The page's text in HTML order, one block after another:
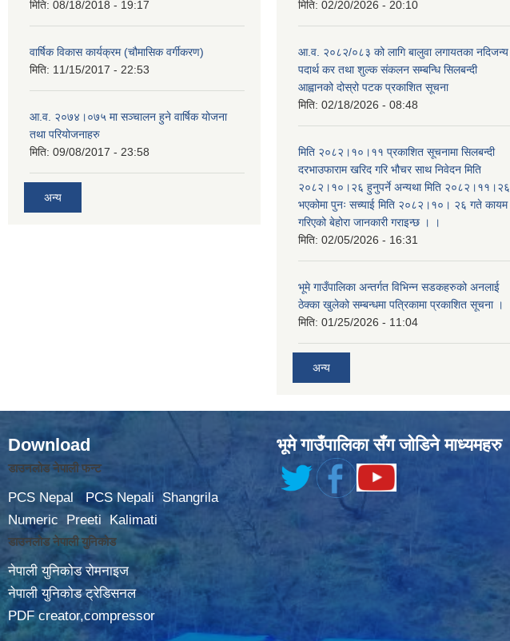
मिति: 08/18/2018 - 19:17
वार्षिक विकास कार्यक्रम (चौमासिक वर्गीकरण)
मिति: 11/15/2017 - 22:53
आ.व. २०७४।०७५ मा सञ्चालन हुने वार्षिक योजना
तथा परियोजनाहरु
मिति: 09/08/2017 - 23:58
अन्य
मिति: 02/20/2026 - 20:10
आ.व. २०८२/०८३ को लागि बालुवा लगायतका नदिजन्य
पदार्थ कर तथा शुल्क संकलन सम्बन्धि सिलबन्दी
आह्वानको दोस्रो पटक प्रकाशित सूचना
मिति: 02/18/2026 - 08:48
मिति २०८२।१०।११ प्रकाशित सूचनामा सिलबन्दी
दरभाउफाराम खरिद गरि भौचर साथ निवेदन मिति
२०८२।१०।२६ हुनुपर्ने अन्यथा मिति २०८२।११।२६
भएकोमा पुनः सच्याई मिति २०८२।१०। २६ गते कायम
गरिएको बेहोरा जानकारी गराइन्छ । ।
मिति: 02/05/2026 - 16:31
भूमे गाउँपालिका अन्तर्गत विभिन्न सडकहरुको अनलाई
ठेक्का खुलेको सम्बन्धमा पत्रिकामा प्रकाशित सूचना ।
मिति: 01/25/2026 - 11:04
अन्य
Download
डाउनलोड नेपाली फन्ट
PCS Nepal PCS Nepali
Shangrila
Numeric
Preeti Kalimati
डाउनलोड नेपाली युनिकोड
नेपाली युनिकोड रोमनाइज
नेपाली युनिकोड ट्रेडिसनल
PDF creator,compressor
भूमे गाउँपालिका सँग जोडिने माध्यमहरु